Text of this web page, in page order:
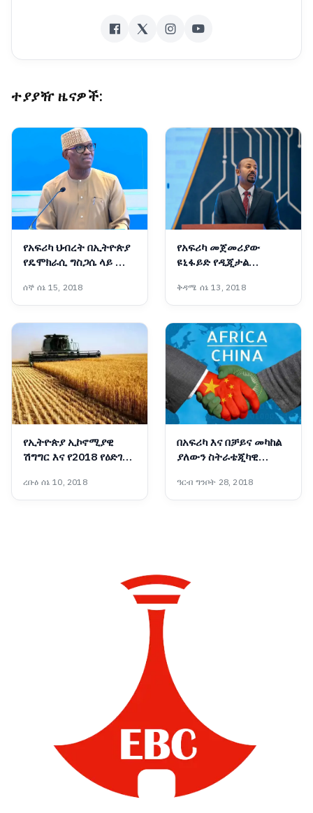
ተያያዥ ዜናዎች:
የአፍሪካ ህብረት በኢትዮጵያ
የዴሞክራሲ ግስጋሴ ላይ ሙሉ
ባንኮሌ አዶዬ
ሰኞ ሰኔ 15, 2018
የአፍሪካ መጀመሪያው
ዩኒፋይድ የዲጂታል
‘መሶብ’ ወደ ሞባይል ስልኮች
ተሸጋግሯል፡- ጠቅላይ
ሚኒስትር ዐቢይ አሕመድ
(ዶ/ር)
ቅዳሜ ሰኔ 13, 2018
የኢትዮጵያ ኢኮኖሚያዊ
ሽግግር እና የ2018 የዕድገት
ረቡዕ ሰኔ 10, 2018
በአፍሪካ እና በቻይና መካከል
ያለውን ስትራቴጂካዊ
ውይይት ተካሄደ
ዓርብ ግንቦት 28, 2018